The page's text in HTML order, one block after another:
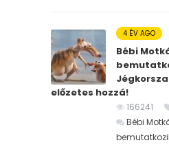
4 ÉV AGO
Bébi
előzetes hozzá!
166241
Bébi